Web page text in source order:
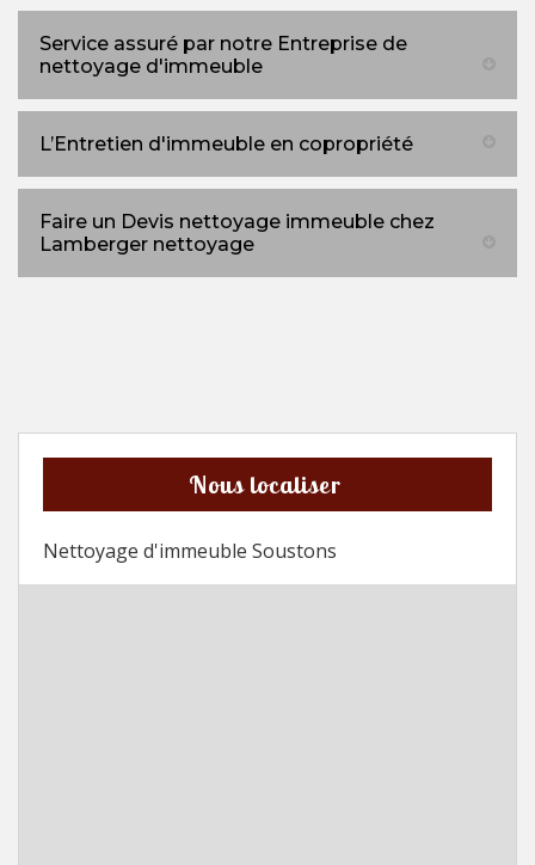
Service assuré par notre Entreprise de
nettoyage d'immeuble
L’Entretien d'immeuble en copropriété
Faire un Devis nettoyage immeuble chez
Lamberger nettoyage
Nous localiser
Nettoyage d'immeuble Soustons